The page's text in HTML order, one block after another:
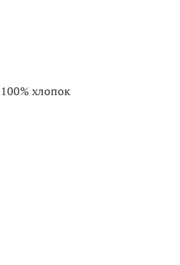
100% хлопок